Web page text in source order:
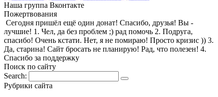
Наша группа Вконтакте
Пожертвования
Сегодня пришёл ещё один донат! Спасибо, друзья! Вы -
лучшие! 1. Чел, да без проблем ;) рад помочь 2. Подруга,
спасибо! Очень кстати. Нет, я не помираю! Просто кризис )) 3.
Да, старина! Сайт бросать не планирую! Рад, что полезен! 4.
Спасибо за поддержку
Поиск по сайту
Search:
Рубрики сайта